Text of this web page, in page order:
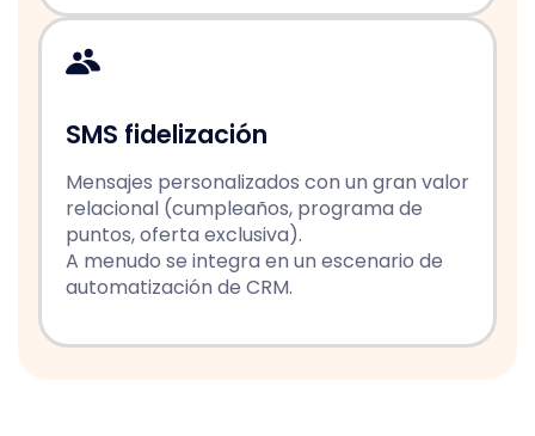
SMS fidelización
Mensajes personalizados con un gran valor
relacional (cumpleaños, programa de
puntos, oferta exclusiva).
A menudo se integra en un escenario de
automatización de CRM.